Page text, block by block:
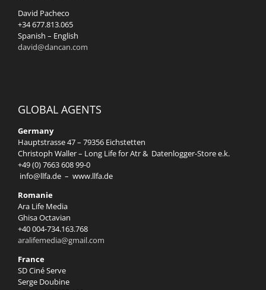
David Pacheco
+34 677.813.065
Spanish – English
david@dancan.com
GLOBAL AGENTS
Germany
Hauptstrasse 47 – 79356 Eichstetten
Christoph Waller – Long Life for Atr & Datenlogger-Store e.k.
+49 (0) 7663 608 99-0
info@llfa.de – www.llfa.de
Romanie
Ara Life Media
Ghisa Octavian
+40 004-734.163.768
aralifemedia@gmail.com
France
SD Ciné Serve
Serge Doubine